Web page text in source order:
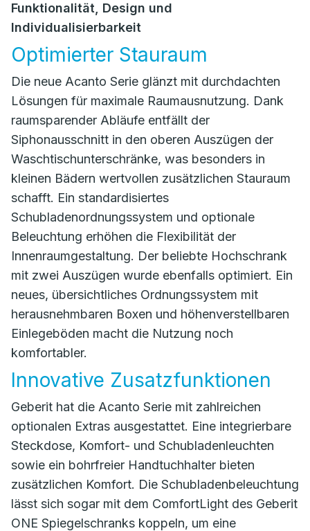
Funktionalität, Design und
Individualisierbarkeit
Optimierter Stauraum
Die neue Acanto Serie glänzt mit durchdachten
Lösungen für maximale Raumausnutzung. Dank
raumsparender Abläufe entfällt der
Siphonausschnitt in den oberen Auszügen der
Waschtischunterschränke, was besonders in
kleinen Bädern wertvollen zusätzlichen Stauraum
schafft. Ein standardisiertes
Schubladenordnungssystem und optionale
Beleuchtung erhöhen die Flexibilität der
Innenraumgestaltung. Der beliebte Hochschrank
mit zwei Auszügen wurde ebenfalls optimiert. Ein
neues, übersichtliches Ordnungssystem mit
herausnehmbaren Boxen und höhenverstellbaren
Einlegeböden macht die Nutzung noch
komfortabler.
Innovative Zusatzfunktionen
Geberit hat die Acanto Serie mit zahlreichen
optionalen Extras ausgestattet. Eine integrierbare
Steckdose, Komfort- und Schubladenleuchten
sowie ein bohrfreier Handtuchhalter bieten
zusätzlichen Komfort. Die Schubladenbeleuchtung
lässt sich sogar mit dem ComfortLight des Geberit
ONE Spiegelschranks koppeln, um eine